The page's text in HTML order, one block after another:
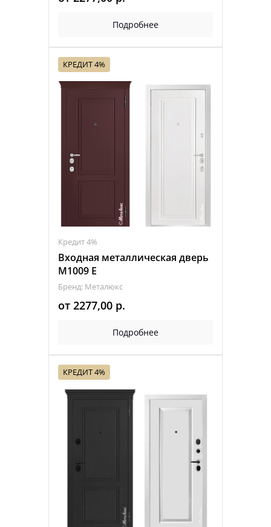
Подробнее
КРЕДИТ 4%
Кредит 4%
Входная металлическая дверь
М1009 Е
Бренд: Металюкс
от 2277,00 р.
Подробнее
КРЕДИТ 4%